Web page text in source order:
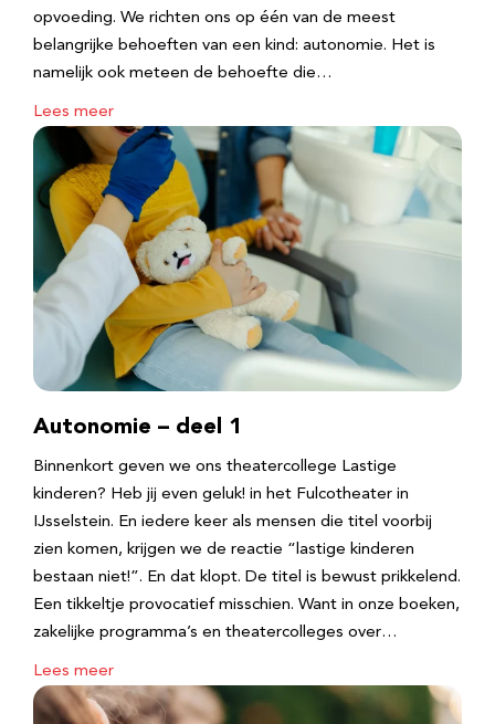
opvoeding. We richten ons op één van de meest
belangrijke behoeften van een kind: autonomie. Het is
namelijk ook meteen de behoefte die…
Lees meer
Autonomie – deel 1
Binnenkort geven we ons theatercollege Lastige
kinderen? Heb jij even geluk! in het Fulcotheater in
IJsselstein. En iedere keer als mensen die titel voorbij
zien komen, krijgen we de reactie “lastige kinderen
bestaan niet!”. En dat klopt. De titel is bewust prikkelend.
Een tikkeltje provocatief misschien. Want in onze boeken,
zakelijke programma’s en theatercolleges over…
Lees meer